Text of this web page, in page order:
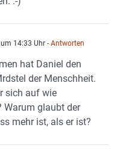
14:33 Uhr - Antworten
hat Daniel den
der Menschheit.
sich auf wie
Warum glaubt der
mehr ist, als er ist?